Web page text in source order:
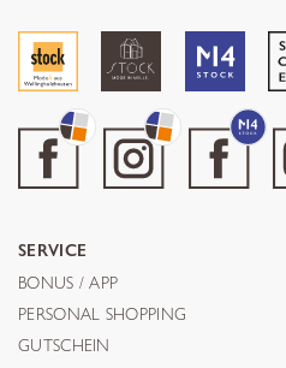
SERVICE
BONUS / APP
PERSONAL SHOPPING
GUTSCHEIN